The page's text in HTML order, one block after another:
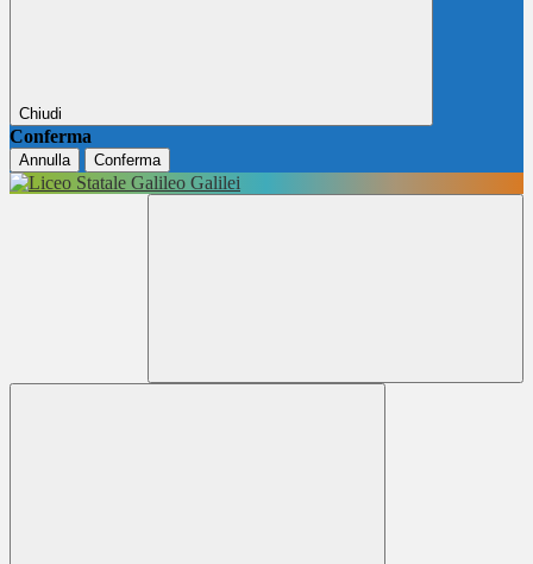
Chiudi
Conferma
Annulla Conferma